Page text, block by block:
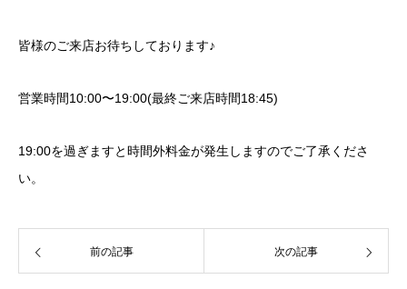
皆様のご来店お待ちしております♪
営業時間10:00〜19:00(最終ご来店時間18:45)
19:00を過ぎますと時間外料金が発生しますのでご了承くださ
い。
前の記事 次の記事